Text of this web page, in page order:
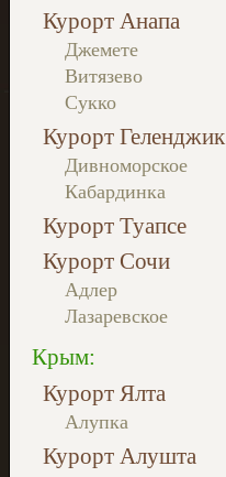
Курорт Анапа
Джемете
Витязево
Сукко
Курорт Геленджик
Дивноморское
Кабардинка
Курорт Туапсе
Курорт Сочи
Адлер
Лазаревское
Крым:
Курорт Ялта
Алупка
Курорт Алушта